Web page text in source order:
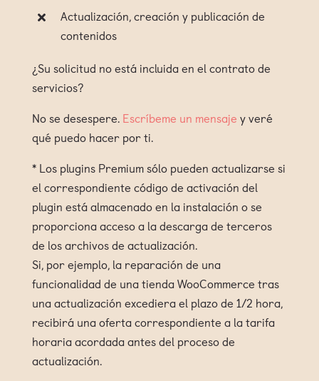
Actualización, creación y publicación de
contenidos
¿Su solicitud no está incluida en el contrato de
servicios?
No se desespere. Escríbeme un mensaje y veré
qué puedo hacer por ti.
* Los plugins Premium sólo pueden actualizarse si
el correspondiente código de activación del
plugin está almacenado en la instalación o se
proporciona acceso a la descarga de terceros
de los archivos de actualización.
Si, por ejemplo, la reparación de una
funcionalidad de una tienda WooCommerce tras
una actualización excediera el plazo de 1/2 hora,
recibirá una oferta correspondiente a la tarifa
horaria acordada antes del proceso de
actualización.